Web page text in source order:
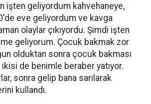
işten geliyordum kahvehaneye,
eve geliyordum ve kavga
olaylar çıkıyordu. Şimdi işten
geliyorum. Çocuk bakmak zor
olduktan sonra çocuk bakması
de benimle beraber yatıyor.
sonra gelip bana sarılarak
kullandı.